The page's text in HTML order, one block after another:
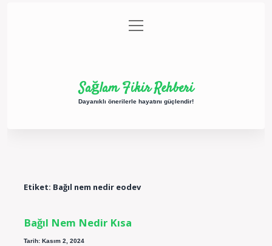
Gizlilik Politikası
menüyü
aç
Sağlam Fikir Rehberi
Dayanıklı önerilerle hayatını güçlendir!
Etiket: Bağıl nem nedir eodev
Bağıl Nem Nedir Kısa
Tarih: Kasım 2, 2024